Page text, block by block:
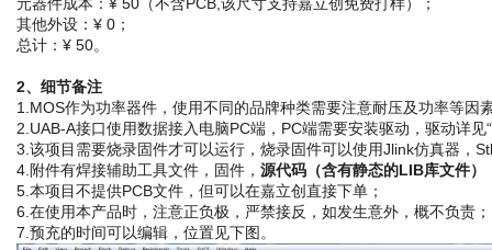
元器件成本：¥ 50（不含PCB,该尺寸支持嘉立创免费打样）；
其他外设：¥ 0；
总计：¥ 50。
2、细节备注
1.MOS作为功率器件，使用不同的品牌种类需要注意耐压及功率等因
2.UAB-A接口使用数据接入电脑PC端，PC端需要安装驱动，驱动详见
3.该项目需要烧录固件才可以运行，烧录固件可以使用Jlink仿真器，
4.附件有焊接辅助工具文件，固件， 源代码（含有静态的LIB库文件）
5.本项目不提供PCB文件，但可以在嘉立创直接下单；
6.在使用本产品时，注意正负极，严禁接反，如发生意外，概不负责；
7.预充的时间可以编辑，位置见下图。